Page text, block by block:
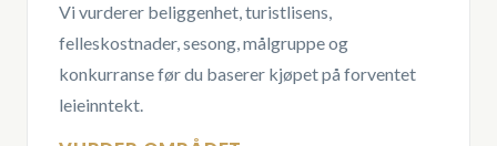
Vi vurderer beliggenhet, turistlisens,
felleskostnader, sesong, målgruppe og
konkurranse før du baserer kjøpet på forventet
leieinntekt.